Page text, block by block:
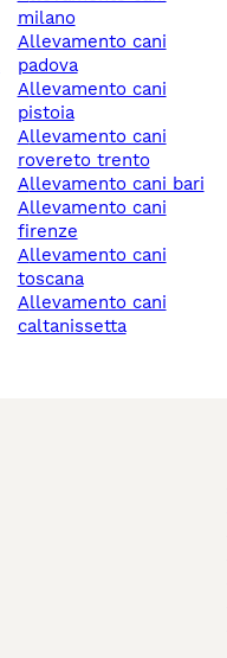
milano
allevamento cani
padova
allevamento cani
pistoia
allevamento cani
rovereto trento
allevamento cani bari
allevamento cani
firenze
allevamento cani
toscana
allevamento cani
caltanissetta